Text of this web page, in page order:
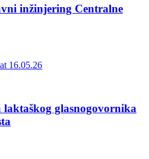
inžinjering Centralne
glasnogovornika